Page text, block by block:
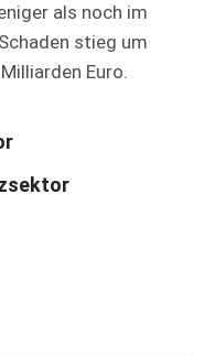
als noch im
stieg um
Euro.